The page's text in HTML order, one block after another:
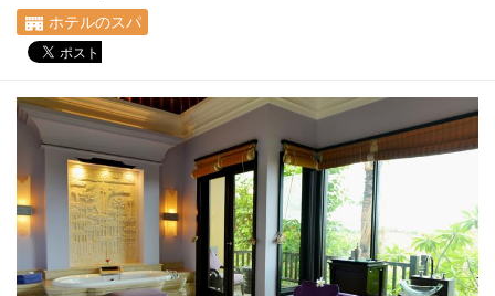
ホテルのスパ